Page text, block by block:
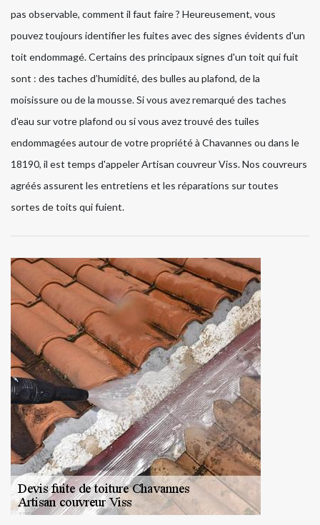
pas observable, comment il faut faire ? Heureusement, vous
pouvez toujours identifier les fuites avec des signes évidents d'un
toit endommagé. Certains des principaux signes d'un toit qui fuit
sont : des taches d’humidité, des bulles au plafond, de la
moisissure ou de la mousse. Si vous avez remarqué des taches
d'eau sur votre plafond ou si vous avez trouvé des tuiles
endommagées autour de votre propriété à Chavannes ou dans le
18190, il est temps d'appeler Artisan couvreur Viss. Nos couvreurs
agréés assurent les entretiens et les réparations sur toutes
sortes de toits qui fuient.